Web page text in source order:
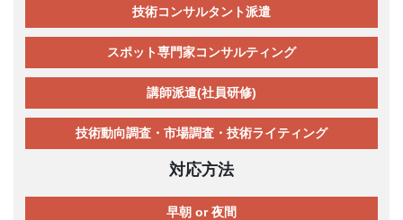
技術コンサルタント派遣
スポット専門家コンサルティング
講師派遣(社員研修)
技術動向調査・市場調査・技術ライティング
対応方法
早朝 or 夜間